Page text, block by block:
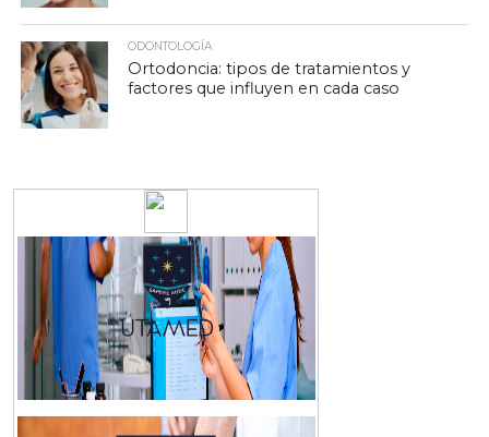
ODONTOLOGÍA
Ortodoncia: tipos de tratamientos y
factores que influyen en cada caso